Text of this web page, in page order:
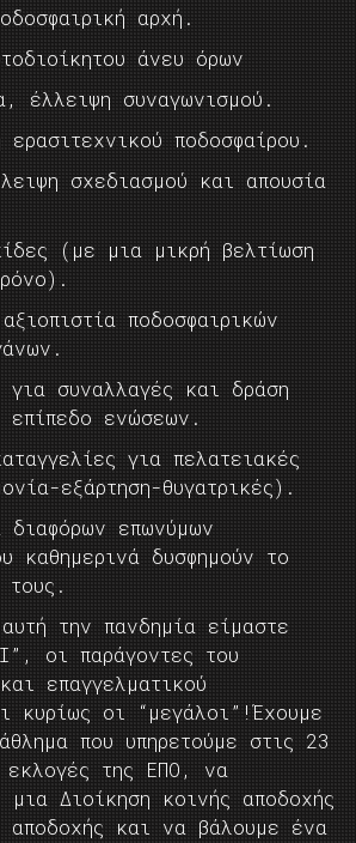
αρχή.
άνευ όρων
έλλειψη συναγωνισμού.
ποδοσφαίρου.
σχεδιασμού και απουσία
(με μια μικρή βελτίωση
ποδοσφαιρικών
συναλλαγές και δράση
επίπεδο ενώσεων.
για πελατειακές
εξάρτηση-θυγατρικές).
διαφόρων επωνύμων
καθημερινά δυσφημούν το
τους.
την πανδημία είμαστε
οι παράγοντες του
επαγγελματικού
κυρίως οι “μεγάλοι”!Έχουμε
που υπηρετούμε στις 23
εκλογές της ΕΠΟ, να
μια Διοίκηση κοινής αποδοχής
αποδοχής και να βάλουμε ένα